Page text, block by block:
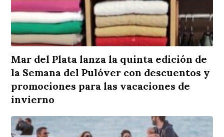
Mar del Plata lanza la quinta edición de
la Semana del Pulóver con descuentos y
promociones para las vacaciones de
invierno